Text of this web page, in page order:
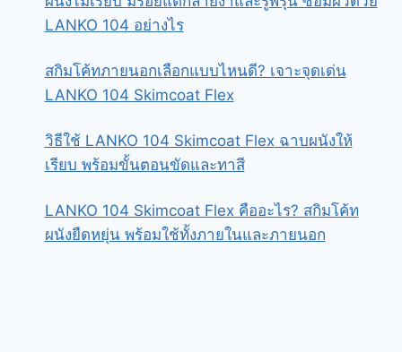
LANKO 104 อย่างไร
สกิมโค้ทภายนอกเลือกแบบไหนดี? เจาะจุดเด่น
LANKO 104 Skimcoat Flex
วิธีใช้ LANKO 104 Skimcoat Flex ฉาบผนังให้
เรียบ พร้อมขั้นตอนขัดและทาสี
LANKO 104 Skimcoat Flex คืออะไร? สกิมโค้ท
ผนังยืดหยุ่น พร้อมใช้ทั้งภายในและภายนอก